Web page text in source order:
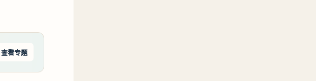
查看专题